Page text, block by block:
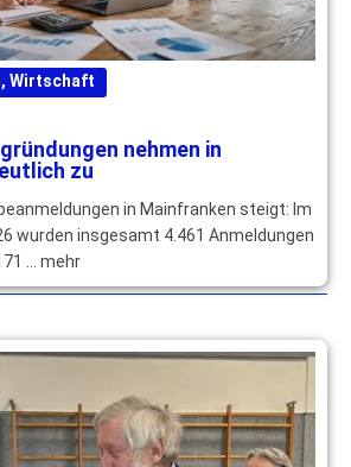
, Wirtschaft
nehmen in
zu
in Mainfranken steigt: Im
wurden insgesamt 4.461 Anmeldungen
… mehr